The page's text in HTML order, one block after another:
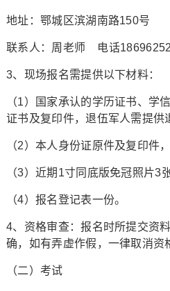
地址：鄂城区滨湖南路150号
联系人：周老师 电话
3、现场报名需提供以下材料：
（1）国家承认的学历证书、学
证书及复印件，退伍军人需提供
（2）本人身份证原件及复印件
（3）近期1寸同底版免冠照片3
（4）报名登记表一份。
4、资格审查：报名时所提交资
确，如有弄虚作假，一律取消资
（二）考试